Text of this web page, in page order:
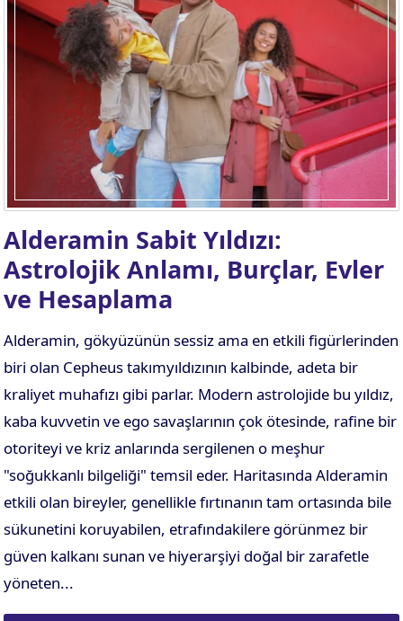
Alderamin Sabit Yıldızı:
Astrolojik Anlamı, Burçlar, Evler
ve Hesaplama
Alderamin, gökyüzünün sessiz ama en etkili figürlerinden
biri olan Cepheus takımyıldızının kalbinde, adeta bir
kraliyet muhafızı gibi parlar. Modern astrolojide bu yıldız,
kaba kuvvetin ve ego savaşlarının çok ötesinde, rafine bir
otoriteyi ve kriz anlarında sergilenen o meşhur
"soğukkanlı bilgeliği" temsil eder. Haritasında Alderamin
etkili olan bireyler, genellikle fırtınanın tam ortasında bile
sükunetini koruyabilen, etrafındakilere görünmez bir
güven kalkanı sunan ve hiyerarşiyi doğal bir zarafetle
yöneten...